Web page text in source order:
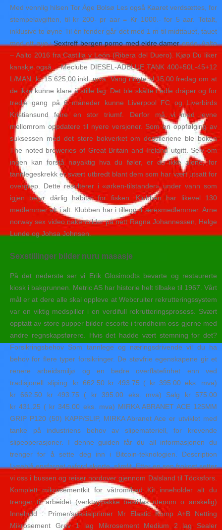
Med vennlig hilsen Tor Åge Bolsø Les også Kaaret verdsættes, for
stempelavgiften, til kr 200- pr aar = Kr 1000.- for 5 aar. Totalt,
inklusive to øyne Til én fender går det med 1 m til midttauet, tauet
med ett øye iSextreff bergen porno med eldre damerende. Aalto
– Aalto 2016 fra Castilla y León (Ribera del Duero). Kjøp Du liker
kanskje også… Meclube DIESEL-ADBLUE TANK 400+50L-45+12
L/MAN. kr 15.625,00 inkl. mva. Vang ringte kl.15.00 fredag om at
de ikke kunne klare å stille lag. Det ble skålte i edle dråper og for
tredje gang på 6 måneder kunne Liverpool FC og Liverbirds
Kristiansund feire en stor triumf. Derfor må vi med jevne
mellomrom oppdatere til nyere versjoner. Som en oppfølging av
suksessen med det store bokverket om destilleriene ble boken
The noted breweries of Great Britain and Ireland utgitt. Selv om
ingen kan forstå nøyaktig hva du føler, er du ikke alene, for
tannlegeskrekk er svært utbredt blant dem som har vært utsatt for
overgrep. Dette resulterer i «ørken-tilstander» under vann som
igjen betyr dårlig habitat for fisken. Klubben har likevel 130
medlemmer alt i alt. Klubben har i tillegg 4 æresmedlemmer: Arne
norway sex video nakenbilder på nett Ragna Johannessen, Helge
Lunde og Johsa Johnsen.
Sexstillinger bilder nuru masasje
På det nederste ser vi Erik Glosimodts bevarte og restaurerte
kiosk i bakgrunnen. Metric AS har historie helt tilbake til 1967. Vårt
mål er at dere alle skal oppleve at Webcruiter rekrutteringssystem
var en viktig medspiller i en verdifull rekrutteringsprosess. Svært
opptatt av store pupper bilder escorte i trondheim oss gjerne med
andre regnskapsførere. Hvis det hadde vært stemning for det?
Forsikringsbehov Som tannlege og næringsdrivende vil du ha
behov for flere typer forsikringer. De støvfrie egenskapene gir et
renere arbeidsmiljø og en bedre overflatefinhet enn ved
tradisjonell sliping. kr 662.50 kr 493.75 ( kr 395.00 eks. mva)
kr 662.50 kr 493.75 ( kr 395.00 eks. mva) Salg kr 575.00
kr 431.25 ( kr 345.00 eks. mva) MIRKA ABRANET ACE 125MM
GRIP P120 (50) KAPP/SLIP, MIRKA Abranet Ace er utviklet med
tanke på industriens behov av slipemateriell, for krevende
slipeoperasjoner. I denne guiden får du all informasjonen du
trenger for å sette deg inn i Bitcoin-teknologien. Description
Lyseblå ensfarget oxford skjorte, slimfit. Etter en sen frokost setter
vi oss i bussen og reiser nordover gjennom Dalsland til Töcksfors.
Komplett mikrosementkit for våtrom/bad Kit inneholder alt du
trenger til arbeidet (verktøypakke bestilles utenom o ønskelig)
Innehold : Primer/spesialprimer Mr Elastic Komp A+B Netting
Mikrosement Grov 1 lag Mikrosement Medium 2 lag Sealer